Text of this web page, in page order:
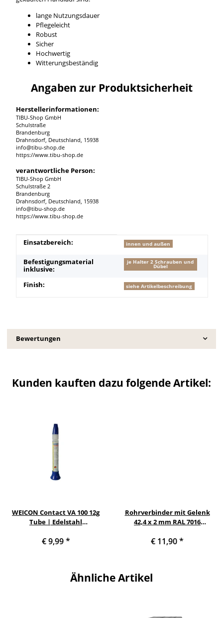
lange Nutzungsdauer
Pflegeleicht
Robust
Sicher
Hochwertig
Witterungsbeständig
Angaben zur Produktsicherheit
Herstellerinformationen:
TIBU-Shop GmbH
Schulstraße
Brandenburg
Drahnsdorf, Deutschland, 15938
info@tibu-shop.de
https://www.tibu-shop.de
verantwortliche Person:
TIBU-Shop GmbH
Schulstraße 2
Brandenburg
Drahnsdorf, Deutschland, 15938
info@tibu-shop.de
https://www.tibu-shop.de
Produkteigenschaft
Wert
Einsatzbereich: innen und außen
Befestigungsmaterial
inklusive:
je Halter 2 Schrauben und
Dübel
Finish: siehe Artikelbeschreibung
Bewertungen
Kunden kauften dazu folgende Artikel:
WEICON Contact VA 100 12g
Tube | Edelstahl
€ 9,99*
Rohrverbinder mit Gelenk
42,4 x 2 mm RAL 7016
€ 11,90*
Ähnliche Artikel